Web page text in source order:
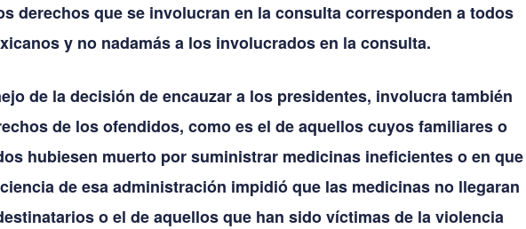
derechos que se involucran en la consulta corresponden a todos
y no nadamás a los involucrados en la consulta.
de la decisión de encauzar a los presidentes, involucra también
de los ofendidos, como es el de aquellos cuyos familiares o
hubiesen muerto por suministrar medicinas ineficientes o en que
de esa administración impidió que las medicinas no llegaran
o el de aquellos que han sido víctimas de la violencia